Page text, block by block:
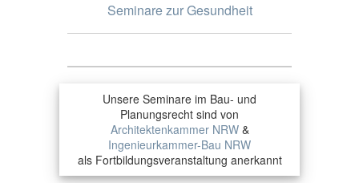
Seminare zur Gesundheit
Unsere Seminare im Bau- und
Planungsrecht sind von
Architektenkammer NRW&
Ingenieurkammer-Bau NRW
als Fortbildungsveranstaltung anerkannt